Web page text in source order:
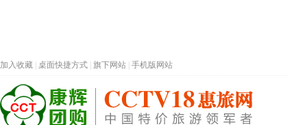
加入收藏 桌面快捷方式 旗下网站 手机版网站